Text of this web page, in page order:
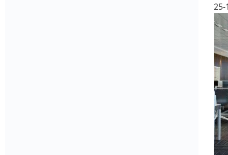
25-